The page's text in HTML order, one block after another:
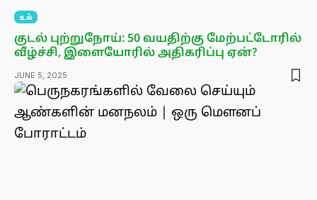
உடல்
குடல் புற்றுநோய்: 50 வயதிற்கு மேற்பட்டோரில்
வீழ்ச்சி, இளையோரில் அதிகரிப்பு ஏன்?
JUNE 5, 2025